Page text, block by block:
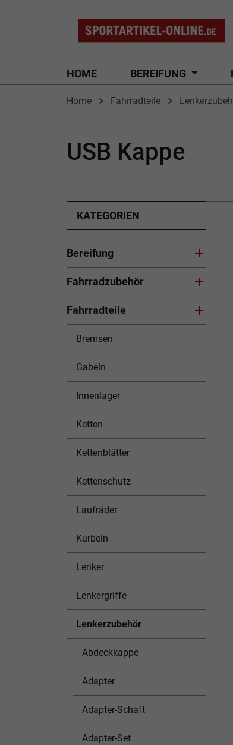
HOME BEREIFUNG
Home Fahrradteile
USB Kappe
KATEGORIEN
Bereifung
Fahrradzubehör
Fahrradteile
Bremsen
Gabeln
Innenlager
Ketten
Kettenblätter
Kettenschutz
Laufräder
Kurbeln
Lenker
Lenkergriffe
Lenkerzubehör
Abdeckkappe
Adapter
Adapter-Schaft
Adapter-Set